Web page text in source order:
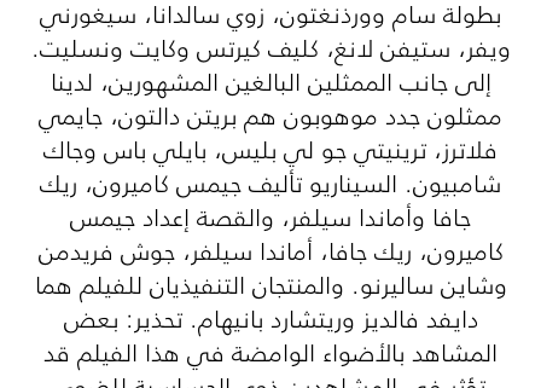
بطولة سام وورذنغتون، زوي سالدانا، سيغورني
ويفر، ستيفن لانغ، كليف كيرتس وكايت ونسليت.
إلى جانب الممثلين البالغين المشهورين، لدينا
ممثلون جدد موهوبون هم بريتن دالتون، جايمي
فلاترز، ترينيتي جو لي بليس، بايلي باس وجاك
شامبيون. السيناريو تأليف جيمس كاميرون، ريك
جافا وأماندا سيلفر، والقصة إعداد جيمس
كاميرون، ريك جافا، أماندا سيلفر، جوش فريدمن
وشاين ساليرنو. والمنتجان التنفيذيان للفيلم هما
دايفد فالديز وريتشارد بانيهام. تحذير: بعض
المشاهد بالأضواء الوامضة في هذا الفيلم قد